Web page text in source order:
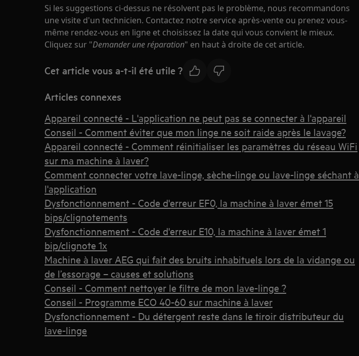
Si les suggestions ci-dessus ne résolvent pas le problème, nous recommandons
une visite d'un technicien. Contactez notre service après-vente ou prenez vous-
même rendez-vous en ligne et choisissez la date qui vous convient le mieux.
Cliquez sur "Demander une réparation" en haut à droite de cet article.
Cet article vous a-t-il été utile ?
Articles connexes
Appareil connecté - L'application ne peut pas se connecter à l'appareil
Conseil - Comment éviter que mon linge ne soit raide après le lavage?
Appareil connecté - Comment réinitialiser les paramètres du réseau WiFi
sur ma machine à laver?
Comment connecter votre lave-linge, sèche-linge ou lave-linge séchant à
l'application
Dysfonctionnement - Code d'erreur EF0, la machine à laver émet 15
bips/clignotements
Dysfonctionnement - Code d'erreur E10, la machine à laver émet 1
bip/clignote 1x
Machine à laver AEG qui fait des bruits inhabituels lors de la vidange ou
de l’essorage – causes et solutions
Conseil - Comment nettoyer le filtre de mon lave-linge ?
Conseil - Programme ECO 40-60 sur machine à laver
Dysfonctionnement - Du détergent reste dans le tiroir distributeur du
lave-linge